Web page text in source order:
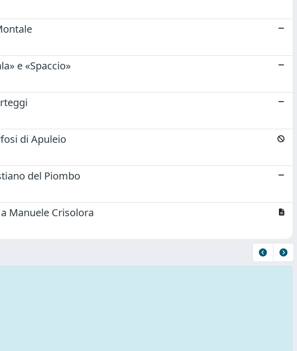
e «Spaccio»
di Apuleio
del Piombo
Manuele Crisolora